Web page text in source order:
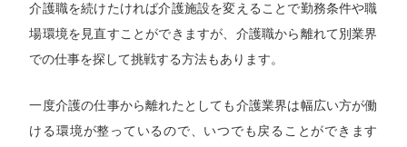
介護職を続けたければ介護施設を変えることで勤務条件や職
場環境を見直すことができますが、介護職から離れて別業界
での仕事を探して挑戦する方法もあります。
一度介護の仕事から離れたとしても介護業界は幅広い方が働
ける環境が整っているので、いつでも戻ることができます